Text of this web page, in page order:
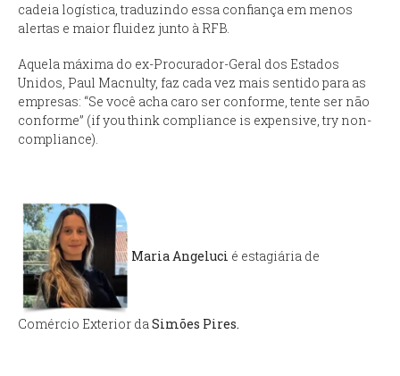
cadeia logística, traduzindo essa confiança em menos
alertas e maior fluidez junto à RFB.
Aquela máxima do ex-Procurador-Geral dos Estados
Unidos, Paul Macnulty, faz cada vez mais sentido para as
empresas: “Se você acha caro ser conforme, tente ser não
conforme” (if you think compliance is expensive, try non-
compliance).
Maria Angeluci é estagiária de
Comércio Exterior da Simões Pires.